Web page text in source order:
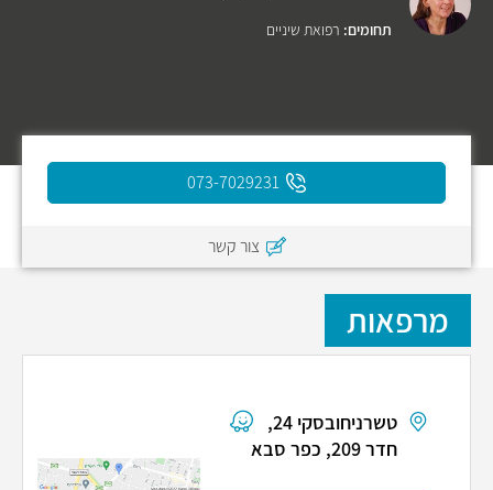
תחומים: רפואת שיניים
073-7029231
צור קשר
מרפאות
טשרניחובסקי 24,
חדר 209, כפר סבא